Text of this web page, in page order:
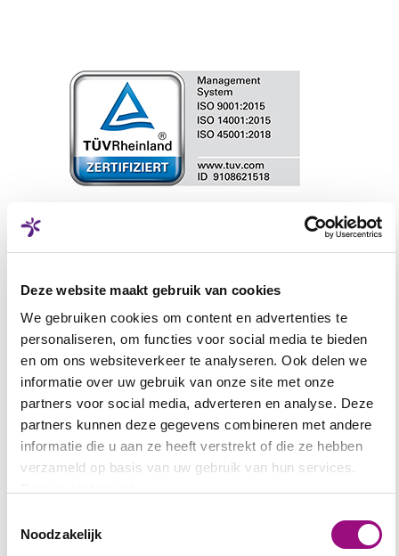
Deze website maakt gebruik van cookies
We gebruiken cookies om content en advertenties te
personaliseren, om functies voor social media te bieden
en om ons websiteverkeer te analyseren. Ook delen we
informatie over uw gebruik van onze site met onze
partners voor social media, adverteren en analyse. Deze
partners kunnen deze gegevens combineren met andere
informatie die u aan ze heeft verstrekt of die ze hebben
verzameld op basis van uw gebruik van hun services.
Noodzakelijk